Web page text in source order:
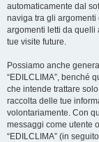
automaticamente dal
naviga tra gli argomenti
argomenti letti da quelli
tue visite future.
Possiamo anche
“EDILCLIMA”, benché
che intende trattare
raccolta delle tue
volontariamente. Con
messaggi come utente
“EDILCLIMA” (in